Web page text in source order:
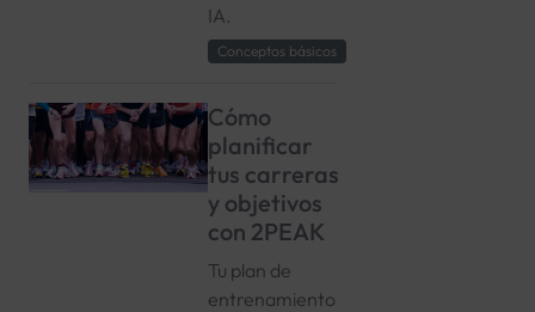
IA.
Conceptos básicos
Cómo
planificar
tus carreras
y objetivos
con 2PEAK
Tu plan de
entrenamiento